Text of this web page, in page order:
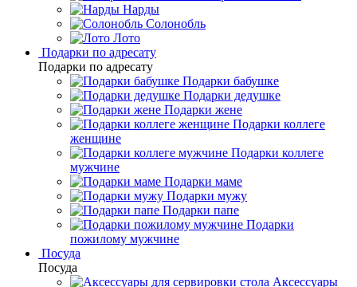
Нарды
Солонобль
Лото
Подарки по адресату
Подарки по адресату
Подарки бабушке
Подарки дедушке
Подарки жене
Подарки коллеге
женщине
Подарки коллеге
мужчине
Подарки маме
Подарки мужу
Подарки папе
Подарки
пожилому мужчине
Посуда
Посуда
Аксессуары